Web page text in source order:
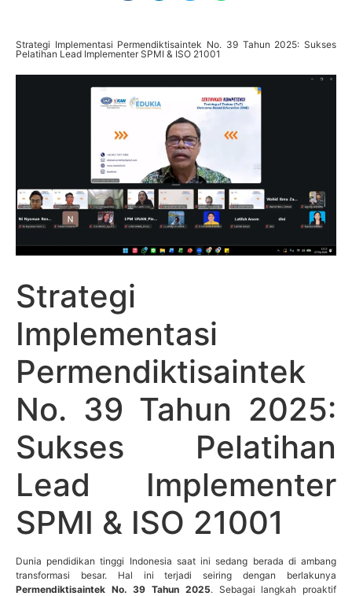
Strategi Implementasi Permendiktisaintek No. 39 Tahun 2025: Sukses
Pelatihan Lead Implementer SPMI & ISO 21001
Strategi
Implementasi
Permendiktisaintek
No. 39 Tahun 2025:
Sukses Pelatihan
Lead Implementer
SPMI & ISO 21001
Dunia pendidikan tinggi Indonesia saat ini sedang berada di ambang
transformasi besar. Hal ini terjadi seiring dengan berlakunya
Permendiktisaintek No. 39 Tahun 2025. Sebagai langkah proaktif